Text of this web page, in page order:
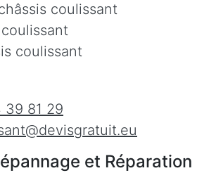
coulissant
coulissant
39 81 29
et Réparation